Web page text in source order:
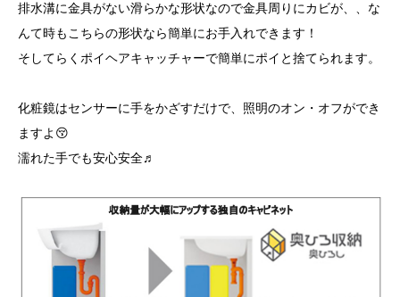
排水溝に金具がない滑らかな形状なので金具周りにカビが、、な
んて時もこちらの形状なら簡単にお手入れできます！
そしてらくポイヘアキャッチャーで簡単にポイと捨てられます。
化粧鏡はセンサーに手をかざすだけで、照明のオン・オフができ
ますよ😚
濡れた手でも安心安全♬